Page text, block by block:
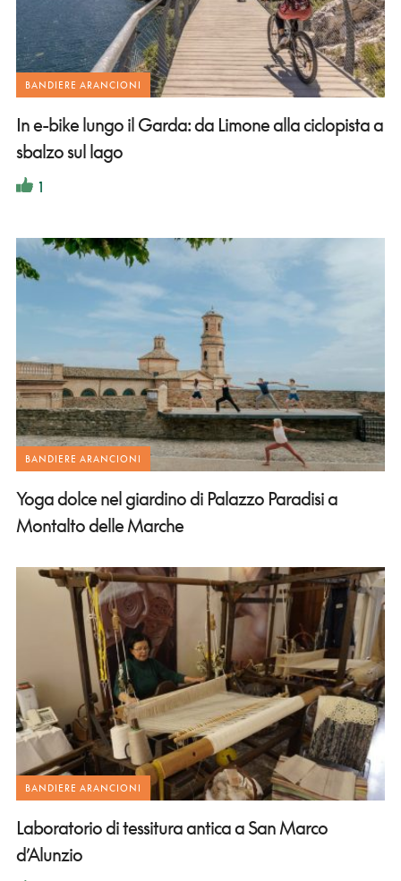
BANDIERE ARANCIONI
In e-bike lungo il Garda: da Limone alla ciclopista a
sbalzo sul lago
1
BANDIERE ARANCIONI
Yoga dolce nel giardino di Palazzo Paradisi a
Montalto delle Marche
BANDIERE ARANCIONI
Laboratorio di tessitura antica a San Marco
d’Alunzio